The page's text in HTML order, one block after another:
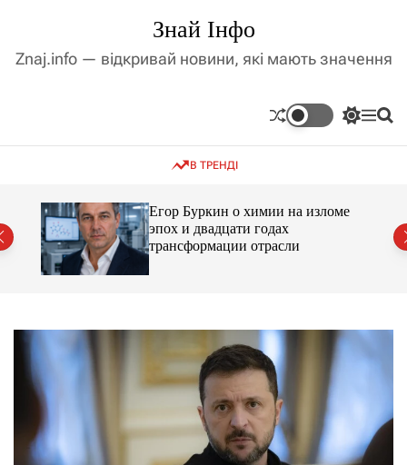
д
і
с
Знай Інфо
Znaj.info — відкривай новини, які мають значення
П
к
о
г
о
р
ж
М П
В ТРЕНДІ
Егор Буркин о химии на изломе
эпох и двадцати годах
трансформации отрасли